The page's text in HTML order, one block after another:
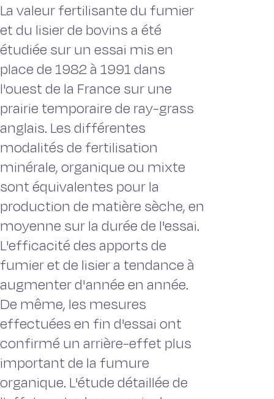
La valeur fertilisante du fumier
et du lisier de bovins a été
étudiée sur un essai mis en
place de 1982 à 1991 dans
l'ouest de la France sur une
prairie temporaire de ray-grass
anglais. Les différentes
modalités de fertilisation
minérale, organique ou mixte
sont équivalentes pour la
production de matière sèche, en
moyenne sur la durée de l'essai.
L'efficacité des apports de
fumier et de lisier a tendance à
augmenter d'année en année.
De même, les mesures
effectuées en fin d'essai ont
confirmé un arrière-effet plus
important de la fumure
organique. L'étude détaillée de